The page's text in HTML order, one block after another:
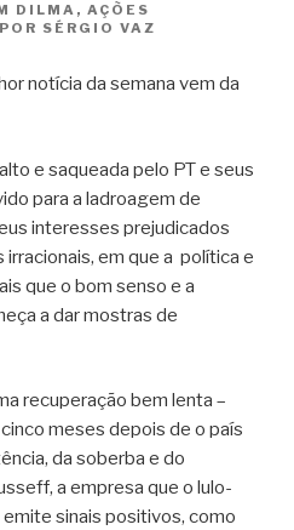
DILMA, AÇÕES
SÉRGIO VAZ
notícia da semana vem da
e saqueada pelo PT e seus
para a ladroagem de
interesses prejudicados
em que a política e
que o bom senso e a
a dar mostras de
recuperação bem lenta –
meses depois de o país
da soberba e do
a empresa que o lulo-
sinais positivos, como